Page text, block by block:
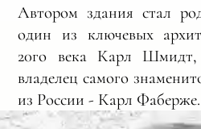
Автором здания стал
один из ключевых
20го века Карл Шмидт,
владелец самого
из России - Карл Фаберже.